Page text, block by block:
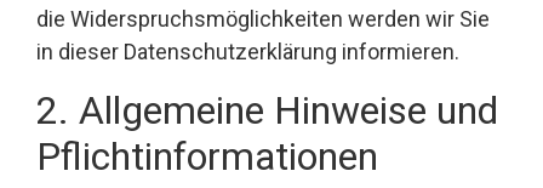
die Widerspruchsmöglichkeiten werden wir Sie
in dieser Datenschutzerklärung informieren.
2. Allgemeine Hinweise und
Pflichtinformationen